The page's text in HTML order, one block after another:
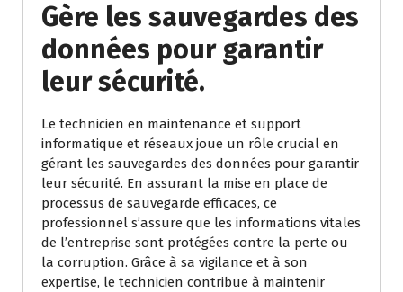
Gère les sauvegardes des
données pour garantir
leur sécurité.
Le technicien en maintenance et support
informatique et réseaux joue un rôle crucial en
gérant les sauvegardes des données pour garantir
leur sécurité. En assurant la mise en place de
processus de sauvegarde efficaces, ce
professionnel s’assure que les informations vitales
de l’entreprise sont protégées contre la perte ou
la corruption. Grâce à sa vigilance et à son
expertise, le technicien contribue à maintenir